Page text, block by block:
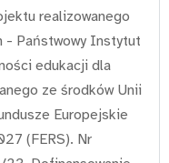
realizowanego
- Państwowy Instytut
edukacji dla
ze środków Unii
Europejskie
(FERS). Nr